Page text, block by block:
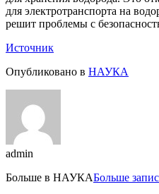
для электротранспорта на
решит проблемы с
Источник
Опубликовано в НАУКА
admin
Больше в НАУКАБольше